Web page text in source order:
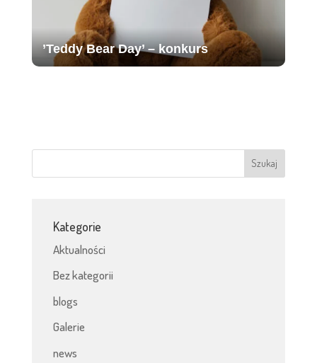
’Teddy Bear Day’ – konkurs
Kategorie
Aktualności
Bez kategorii
blogs
Galerie
news